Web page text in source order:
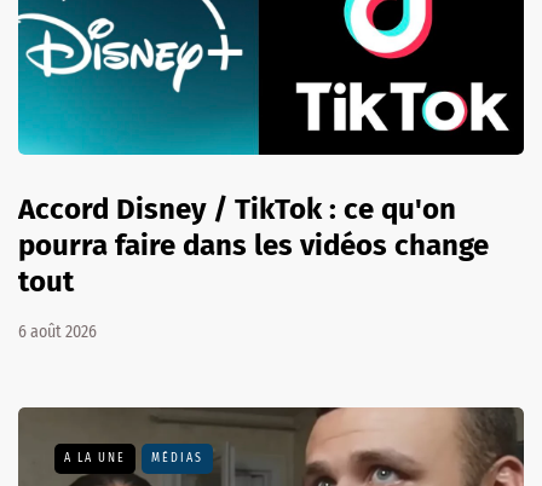
Accord Disney / TikTok : ce qu'on
pourra faire dans les vidéos change
tout
6 août 2026
A LA UNE MÉDIAS